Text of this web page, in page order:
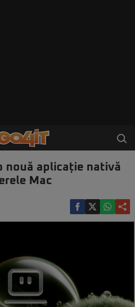
nouă aplicație nativă
Mac